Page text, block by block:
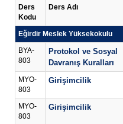
Ders
Kodu
Ders Adı
Eğirdir Meslek Yüksekokulu
BYA-
803
Protokol ve Sosyal
Davranış Kuralları
MYO-
803
Girişimcilik
MYO-
803
Girişimcilik